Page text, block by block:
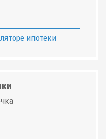
ипотеки